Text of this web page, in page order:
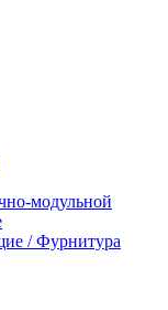
модульной
/ Фурнитура